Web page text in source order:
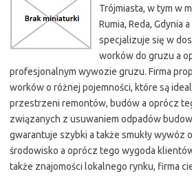
Trójmiasta, w tym w
Rumia, Reda, Gdynia
specjalizuje się w
worków do gruzu a
profesjonalnym wywozie gruzu. Firma
worków o różnej pojemności, które są
przestrzeni remontów, budów a oprócz
związanych z usuwaniem odpadów
gwarantuje szybki a także smukły wywóz
środowisko a oprócz tego wygoda
także znajomości lokalnego rynku, firma